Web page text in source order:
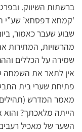
ברשתות השיווק.
‘קמחא דפסחא’ שע”י
שבוע שעבר כאמור,
מהרשויות, המתירות
שמירה על הכללים
אין לתאר את השמחה
פתיחת שערי בית
מאמר המדרש
הייתה מלאכתך? והוא
השער של מאכיל